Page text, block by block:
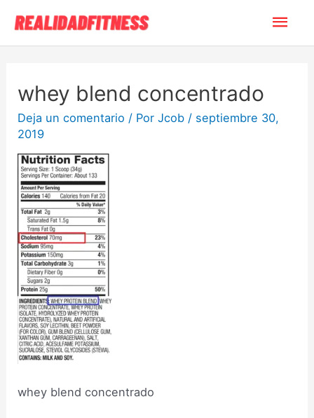
whey blend concentrado
Deja un comentario / PorJcob / septiembre 30,
2019
whey blend concentrado